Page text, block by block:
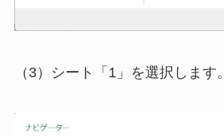
（3）シート「1」を選択します。